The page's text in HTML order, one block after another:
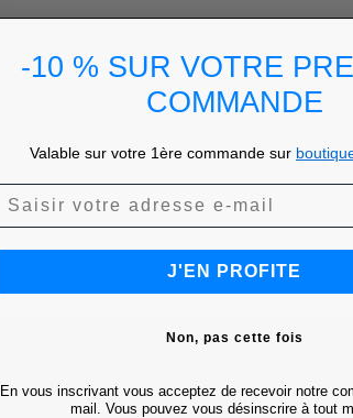
-10 % SUR VOTRE
COMMANDE
Valable sur votre 1ère commande sur
J'EN PROFITE
Non, pas cette fois
En vous inscrivant vous acceptez de recevoir notre
mail. Vous pouvez vous désinscrire à tout